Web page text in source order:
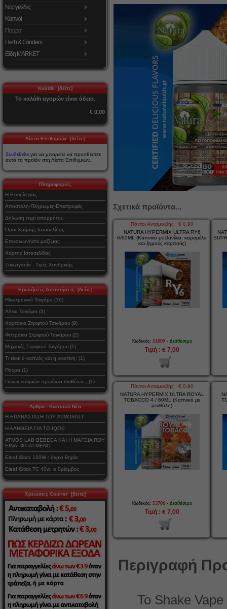
Ναργιλέδες
Καπνοί
Πούρα
Herb & Grinders
Είδη MARKET
Καλάθι [δείτε]
Το καλάθι αγορών είναι άδειο.
€ 0,00
Λίστα Επιθυμιών [δείτε]
Συνδεθείτε για να μπορείτε να προσθέσετε
αυτό το προϊόν στη Λίστα Επιθυμιών.
Πληροφορίες
Η Εταιρία μας
Αποστολή-Πληρωμές-Επιστροφές
Δήλωση περί απορρήτου
Όροι Χρήσης Ιστοσελίδας
Επικοινωνήστε μαζί μας
Χάρτης Ιστοσελίδας
Συνεργασία - Τιμές Χονδρικής
Ερωτήσεις-Απαντήσεις [δείτε]
Ηλεκτρονικό Τσιγάρο (16)
Αδεια Τσιγάρα (3)
Χαρτάκια Στριφτού Τσιγάρου (9)
Φιλτράκια Στριφτού Τσιγάρου (2)
Μηχανές Στριφτού Τσιγάρου (1)
Τι είναι ο καπνός και η νικοτίνη; (1)
Πούρα (1)
Ποιων εταιριών προϊόντα διαθέτετε ; (1)
Αρθρα - Καπνικά Νέα
Η ΕΠΑΝΑΣΤΑΣΗ ΤΟΥ ATMOSALT
Η ΑΛΗΘΕΙΑ ΓΙΑ ΤΟ IQOS
ATMOS LAB BEBECA ΚΑΙ Η ΜΑΓΕΙΑ ΠΟΥ
ΕΙΝΑΙ ΦΤΙΑΓΜΕΝΟ
Eleaf iStick 100W : άγριο θηρίο
Eleaf iStick TC 40w: ο θρίαμβος
Χρεώσεις Courier [δείτε]
Σχετικά προϊόντα...
Πόντοι Ανταμοιβής : € 0,90
NATURA HYPERMIX ULTRA RY6
6/60ML (Καπνικό με βανίλια, καραμέλα
και ξηρούς καρπούς)
Κωδικός: 51009- Διαθέσιμο
Τιμή : € 7,00
Πόντοι Ανταμοιβής : € 0,90
NATURA HYPERMIX ULTRA ROYAL
TOBACCO 4 / 60ML (Καπνικό με
μενθόλη)
Κωδικός: 53706- Διαθέσιμο
Τιμή : € 7,00
Περιγραφή
Το Shake Vape